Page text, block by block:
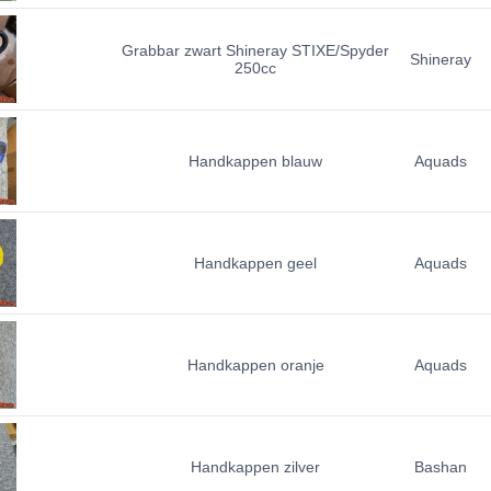
Grabbar zwart Shineray STIXE/Spyder
250cc
Shineray
Handkappen blauw Aquads
Handkappen geel Aquads
Handkappen oranje Aquads
Handkappen zilver Bashan